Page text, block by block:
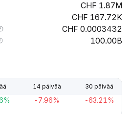
1.87M
167.72K
0.0003432
100.00B
14 päivää 30 päivää
-7.96% -63.21%